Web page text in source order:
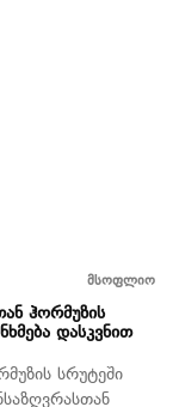
მსოფლიო
ჰორმუზის
დასკვნით
სრუტეში